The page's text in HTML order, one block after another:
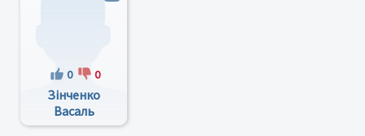
0 0
Зінченко
Васаль
Миколайович